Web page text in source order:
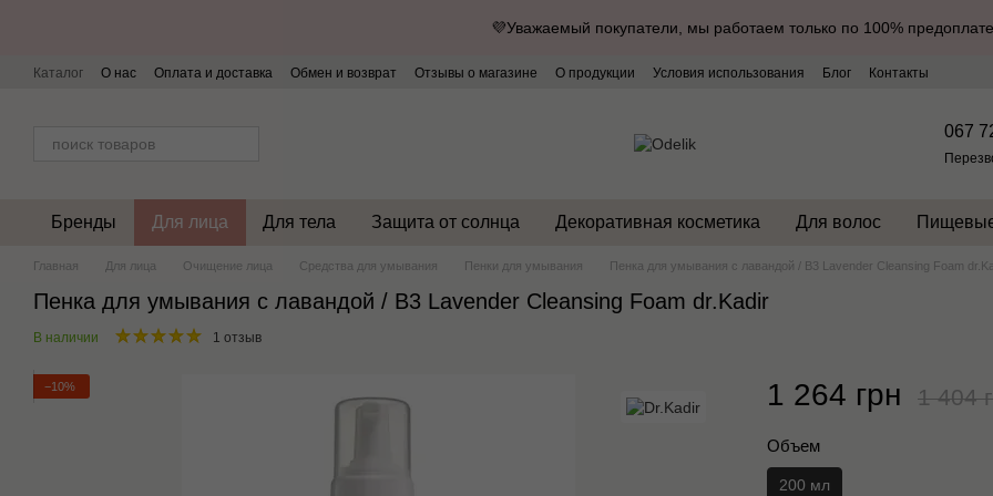
💜Уважаемый покупатели, мы работаем только по 100%
Каталог О нас Оплата и доставка Обмен и возврат Отзывы о магазине О продукции Условия использования Блог Контакты
067
Бренды Для лица Для тела Защита от солнца Декоративная косметика Для волос
Главная Для лица Очищение лица Средства для умывания Пенки для умывания Пенка для умывания с лавандой / B3 Lavender Cleansing Foam
Пенка для умывания с лавандой / B3 Lavender Cleansing Foam dr.Kadir
В наличии 1 отзыв
−10% 1 264 грн 1 404
Объем
200 мл